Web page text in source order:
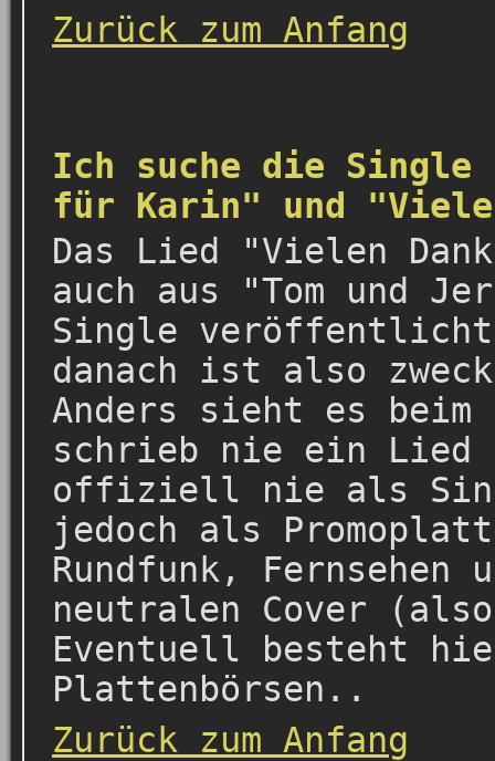
Zurück zum Anfang
Ich suche die
für Karin" und
Das Lied "Vielen
auch aus "Tom und
Single veröffentlicht
danach ist also
Anders sieht es
schrieb nie ein Lied
offiziell nie als
jedoch als
Rundfunk,
neutralen Cover
Eventuell besteht
Plattenbörsen..
Zurück zum Anfang